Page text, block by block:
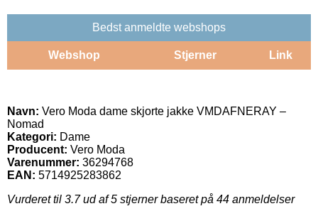
Bedst anmeldte webshops
Webshop Stjerner Link
Navn: Vero Moda dame skjorte jakke VMDAFNERAY –
Nomad
Kategori: Dame
Producent: Vero Moda
Varenummer: 36294768
EAN: 5714925283862
Vurderet til 3.7ud af 5 stjerner baseret på 44 anmeldelser